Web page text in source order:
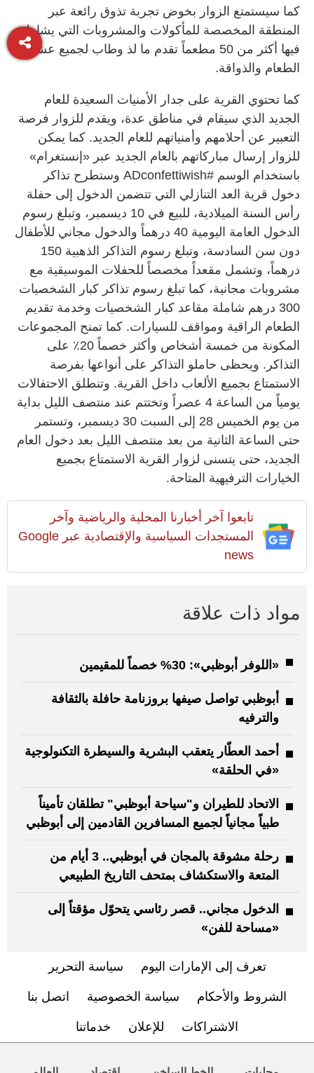
كما سيستمتع الزوار بخوض تجربة تذوق رائعة عبر
المنطقة المخصصة للمأكولات والمشروبات التي يشارك
فيها أكثر من 50 مطعماً تقدم ما لذ وطاب لجميع عشاق
الطعام والذواقة.
كما تحتوي القرية على جدار الأمنيات السعيدة للعام
الجديد الذي سيقام في مناطق عدة، ويقدم للزوار فرصة
التعبير عن أحلامهم وأمنياتهم للعام الجديد. كما يمكن
للزوار إرسال مباركاتهم بالعام الجديد عبر «إنستغرام»
باستخدام الوسم #ADconfettiwish وستطرح تذاكر
دخول قرية العد التنازلي التي تتضمن الدخول إلى حفلة
رأس السنة الميلادية، للبيع في 10 ديسمبر، وتبلغ رسوم
الدخول العامة اليومية 40 درهماً والدخول مجاني للأطفال
دون سن السادسة، وتبلغ رسوم التذاكر الذهبية 150
درهماً، وتشمل مقعداً مخصصاً للحفلات الموسيقية مع
مشروبات مجانية، كما تبلغ رسوم تذاكر كبار الشخصيات
300 درهم شاملة مقاعد كبار الشخصيات وخدمة تقديم
الطعام الراقية ومواقف للسيارات. كما تمنح المجموعات
المكونة من خمسة أشخاص وأكثر خصماً 20٪ على
التذاكر. ويحظى حاملو التذاكر على أنواعها بفرصة
الاستمتاع بجميع الألعاب داخل القرية. وتنطلق الاحتفالات
يومياً من الساعة 4 عصراً وتختتم عند منتصف الليل بداية
من يوم الخميس 28 إلى السبت 30 ديسمبر، وتستمر
حتى الساعة الثانية من بعد منتصف الليل بعد دخول العام
الجديد، حتى يتسنى لزوار القرية الاستمتاع بجميع
الخيارات الترفيهية المتاحة.
تابعوا آخر أخبارنا المحلية والرياضية وآخر
المستجدات السياسية والإقتصادية عبر Google
news
مواد ذات علاقة
«اللوفر أبوظبي»: 30% خصماً للمقيمين
أبوظبي تواصل صيفها بروزنامة حافلة بالثقافة
والترفيه
أحمد العطّار يتعقب البشرية والسيطرة التكنولوجية
«في الحلقة»
الاتحاد للطيران و"سياحة أبوظبي" تطلقان تأميناً
طبياً مجانياً لجميع المسافرين القادمين إلى أبوظبي
رحلة مشوقة بالمجان في أبوظبي.. 3 أيام من
المتعة والاستكشاف بمتحف التاريخ الطبيعي
الدخول مجاني.. قصر رئاسي يتحوّل مؤقتاً إلى
«مساحة للفن»
تعرف إلى الإمارات اليوم سياسة التحرير
الشروط والأحكام سياسة الخصوصية اتصل بنا
الاشتراكات للإعلان خدماتنا